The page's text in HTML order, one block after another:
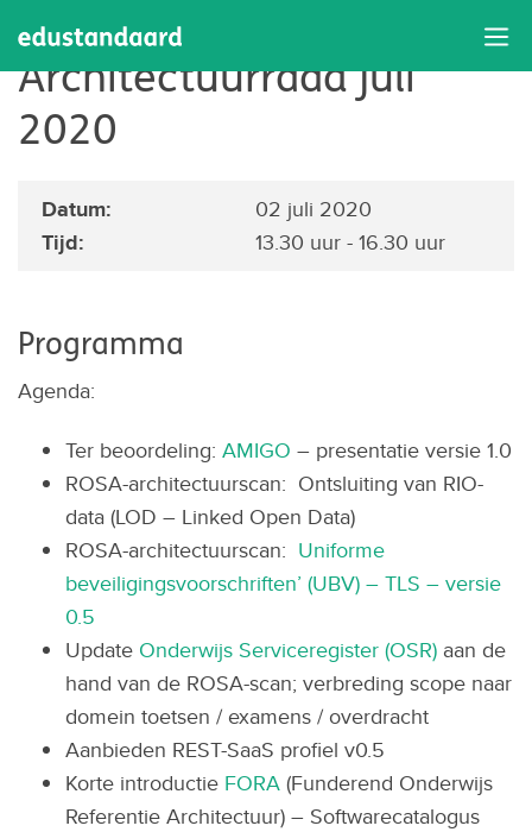
Bijeenkomst
Architectuurraad juli
2020
Datum: 02 juli 2020
Tijd: 13.30 uur - 16.30 uur
Programma
Agenda:
Ter beoordeling: AMIGO – presentatie versie 1.0
ROSA-architectuurscan: Ontsluiting van RIO-
data (LOD – Linked Open Data)
ROSA-architectuurscan: Uniforme
beveiligingsvoorschriften’ (UBV) – TLS – versie
0.5
Update Onderwijs Serviceregister (OSR) aan de
hand van de ROSA-scan; verbreding scope naar
domein toetsen / examens / overdracht
Aanbieden REST-SaaS profiel v0.5
Korte introductie FORA (Funderend Onderwijs
Referentie Architectuur) – Softwarecatalogus